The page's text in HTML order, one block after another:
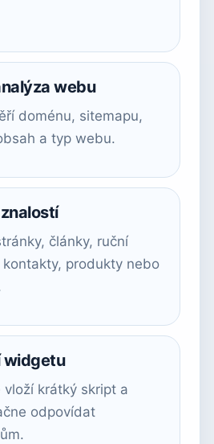
webu
doménu, sitemapu,
a typ webu.
články, ruční
kontakty, produkty nebo
widgetu
vloží krátký skript a
odpovídat